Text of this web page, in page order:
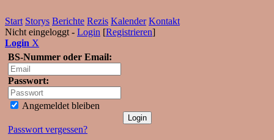
Start Storys Berichte Rezis Kalender Kontakt
Nicht eingeloggt - Login [Registrieren]
Login X
BS-Nummer oder Email:
Passwort:
Angemeldet bleiben
Passwort vergessen?